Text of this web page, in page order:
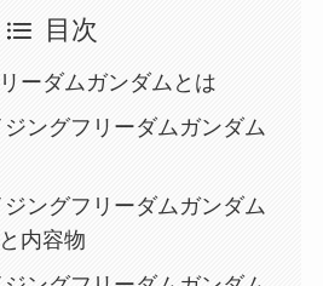
目次
ーダムガンダムとは
ングフリーダムガンダム
ングフリーダムガンダム
内容物